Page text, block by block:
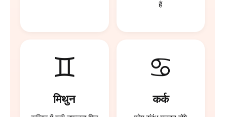
हैं
♊
मिथुन
♋
कर्क